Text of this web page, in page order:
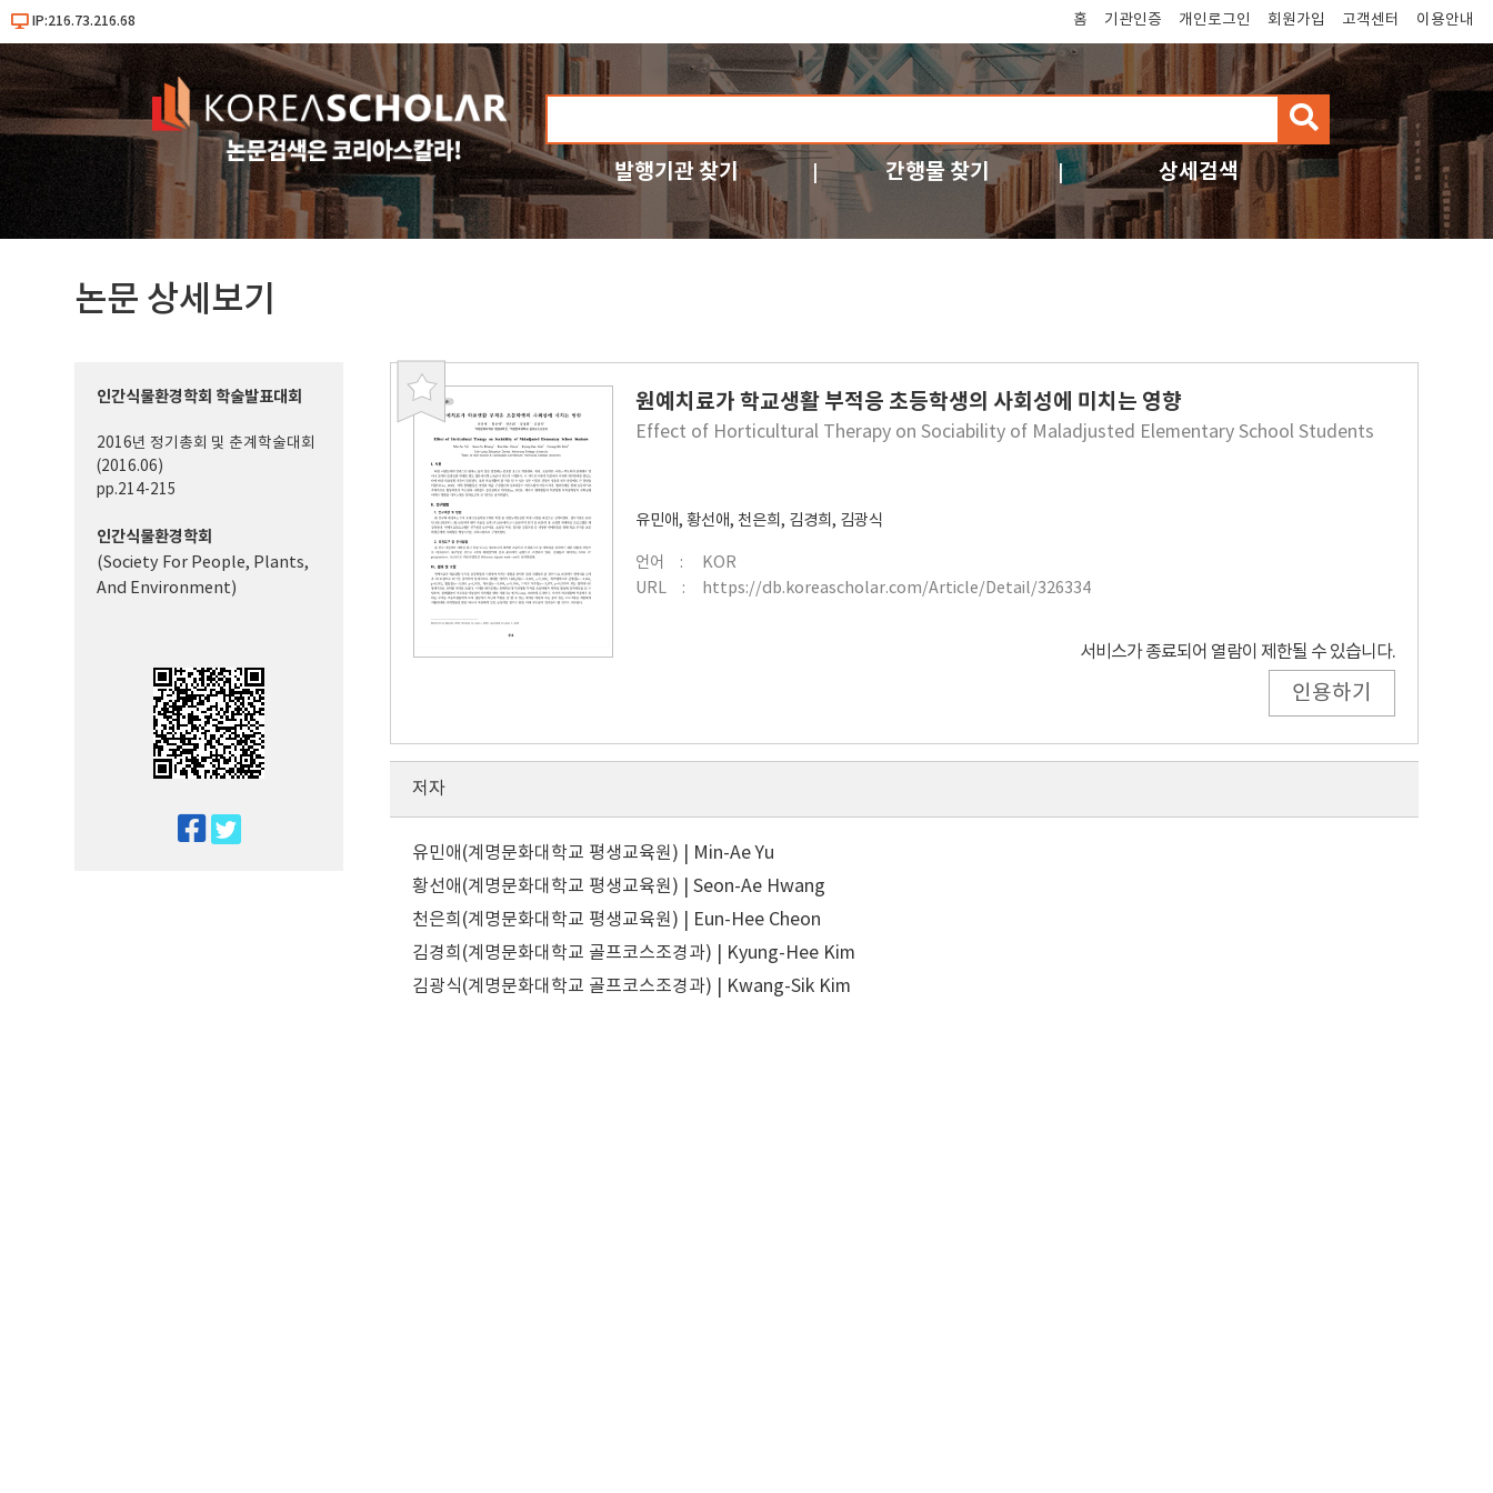
IP:216.73.216.68 홈 기관인증 개인로그인 회원가입 고객센터 이용안내
검
색
발행기관 찾기 간행물 찾기 상세검색
논문 상세보기
북
원예치료가 학교생활 부적응 초등학생의 사회성에 미치는 영향
Effect of Horticultural Therapy on Sociability of Maladjusted Elementary School Students
유민애,황선애, 천은희, 김경희, 김광식
언어
KOR
URL
https://db.koreascholar.com/Article/Detail/326334
서비스가 종료되어 열람이 제한될 수 있습니다.
인용하기
인간식물환경학회 학술발표대회
2016년 정기총회 및 춘계학술대회
(2016.06)
pp.214-215
인간식물환경학회
(Society For People, Plants,
And Environment)
저자
유민애(계명문화대학교 평생교육원) | Min-Ae Yu
황선애(계명문화대학교 평생교육원) | Seon-Ae Hwang
천은희(계명문화대학교 평생교육원) | Eun-Hee Cheon
김경희(계명문화대학교 골프코스조경과) | Kyung-Hee Kim
김광식(계명문화대학교 골프코스조경과) | Kwang-Sik Kim